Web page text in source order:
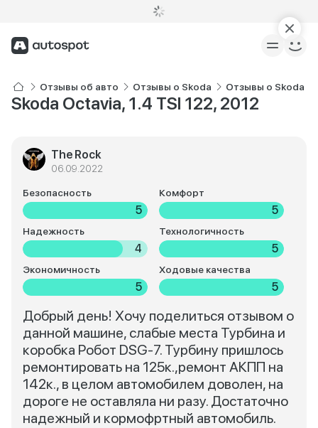
Отзывы об авто Отзывы о Skoda Отзывы о Skoda
Skoda Octavia, 1.4 TSI 122, 2012
The Rock
06.09.2022
Безопасность
5
Комфорт
5
Надежность
4
Технологичность
5
Экономичность
5
Ходовые качества
5
Добрый день! Хочу поделиться отзывом о
данной машине, слабые места Турбина и
коробка Робот DSG-7. Турбину пришлось
ремонтировать на 125к.,ремонт АКПП на
142к., в целом автомобилем доволен, на
дороге не оставляла ни разу. Достаточно
надежный и кормофртный автомобиль.